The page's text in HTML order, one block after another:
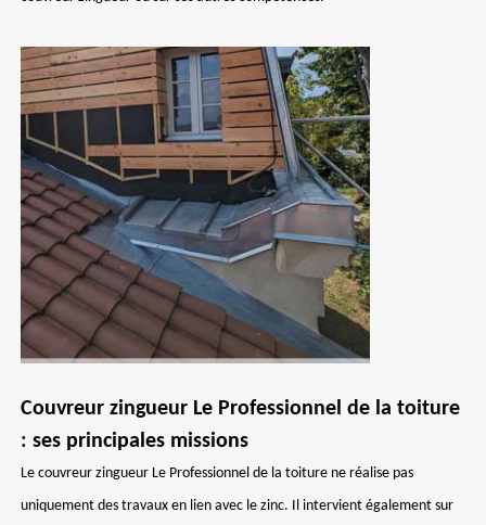
Couvreur zingueur Le Professionnel de la toiture
: ses principales missions
Le couvreur zingueur Le Professionnel de la toiture ne réalise pas
uniquement des travaux en lien avec le zinc. Il intervient également sur